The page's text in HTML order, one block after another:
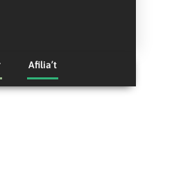
Afilia’t